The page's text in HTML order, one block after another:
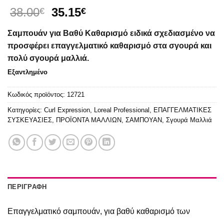
38.00€
Original
was:
38.00€.
35.15€Η
τιμή
είναι:
35.15€.
Σαμπουάν για Βαθύ Καθαρισμό ειδικά σχεδιασμένο να
προσφέρει επαγγελματικό καθαρισμό στα σγουρά και
πολύ σγουρά μαλλιά.
Εξαντλημένο
Κωδικός προϊόντος: 12721
Κατηγορίες: Curl Expression, Loreal Professional , ΕΠΑΓΓΕΛΜΑΤΙΚΕΣ
ΣΥΣΚΕΥΑΣΙΕΣ, ΠΡΟΪΟΝΤΑ ΜΑΛΛΙΩΝ, ΣΑΜΠΟΥΑΝ, Σγουρά Μαλλιά
ΠΕΡΙΓΡΑΦΉ
Επαγγελματικό σαμπουάν, για βαθύ καθαρισμό των